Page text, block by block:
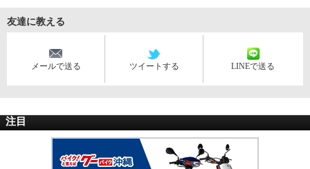
友達に教える
メールで送る ツイートする LINEで送る
注目